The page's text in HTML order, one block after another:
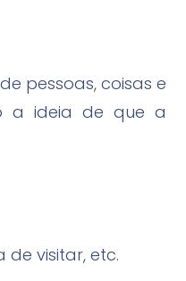
pessoas, coisas e
a ideia de que a
de visitar, etc.